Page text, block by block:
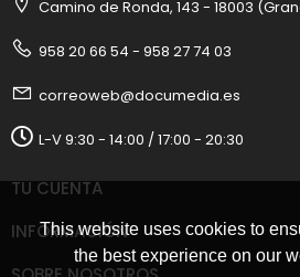
This website uses cookies to
the best experience on our
Camino de Ronda, 143 - 18003
958 20 66 54 - 958 27 74 03
correoweb@documedia.es
L-V 9:30 - 14:00 / 17:00 - 20:30
TU CUENTA
INFORMACIÓN